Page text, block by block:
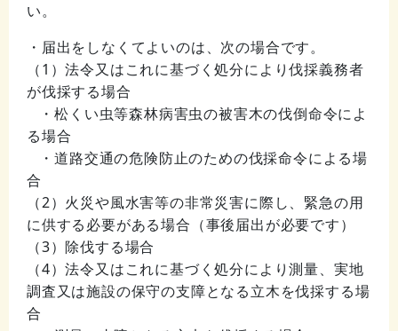
い。
・届出をしなくてよいのは、次の場合です。
（1）法令又はこれに基づく処分により伐採義務者
が伐採する場合
・松くい虫等森林病害虫の被害木の伐倒命令によ
る場合
・道路交通の危険防止のための伐採命令による場
合
（2）火災や風水害等の非常災害に際し、緊急の用
に供する必要がある場合（事後届出が必要です）
（3）除伐する場合
（4）法令又はこれに基づく処分により測量、実地
調査又は施設の保守の支障となる立木を伐採する場
合